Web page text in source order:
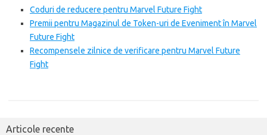
Coduri de reducere pentru Marvel Future Fight
Premii pentru Magazinul de Token-uri de Eveniment în Marvel
Future Fight
Recompensele zilnice de verificare pentru Marvel Future
Fight
Articole recente